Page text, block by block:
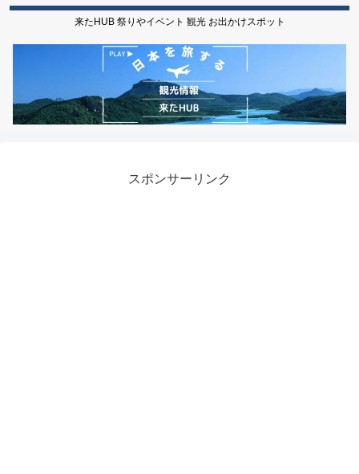
来たHUB 祭りやイベント 観光 お出かけスポット
スポンサーリンク